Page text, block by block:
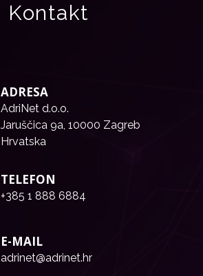
Kontakt
ADRESA
AdriNet d.o.o.
Jaruščica 9a, 10000 Zagreb
Hrvatska
TELEFON
+385 1 888 6884
E-MAIL
adrinet@adrinet.hr